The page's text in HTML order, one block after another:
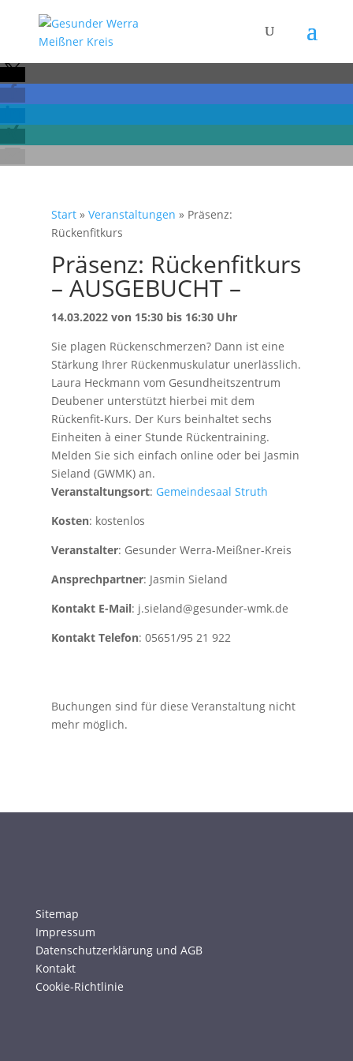
Start » Veranstaltungen » Präsenz:
Rückenfitkurs
Präsenz: Rückenfitkurs
– AUSGEBUCHT –
14.03.2022 von 15:30 bis 16:30 Uhr
Sie plagen Rückenschmerzen? Dann ist eine
Stärkung Ihrer Rückenmuskulatur unerlässlich.
Laura Heckmann vom Gesundheitszentrum
Deubener unterstützt hierbei mit dem
Rückenfit-Kurs. Der Kurs beinhaltet sechs
Einheiten à einer Stunde Rückentraining.
Melden Sie sich einfach online oder bei Jasmin
Sieland (GWMK) an.
Veranstaltungsort: Gemeindesaal Struth
Kosten: kostenlos
Veranstalter: Gesunder Werra-Meißner-Kreis
Ansprechpartner: Jasmin Sieland
Kontakt E-Mail: j.sieland@gesunder-wmk.de
Kontakt Telefon: 05651/95 21 922
Buchungen sind für diese Veranstaltung nicht
mehr möglich.
Sitemap
Impressum
Datenschutzerklärung und AGB
Kontakt
Cookie-Richtlinie